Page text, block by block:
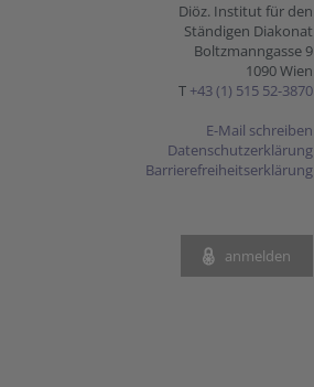
Diöz. Institut für den
Ständigen Diakonat
Boltzmanngasse 9
1090 Wien
T +43 (1) 515 52-3870
E-Mail schreiben
Datenschutzerklärung
Barrierefreiheitserklärung
anmelden